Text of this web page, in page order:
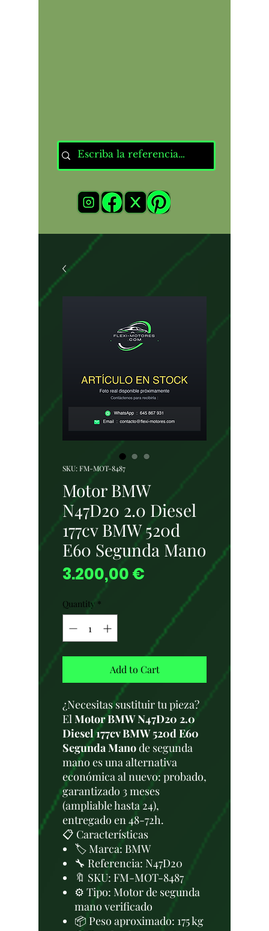
SKU: FM-MOT-8487
Motor BMW
N47D20 2.0 Diesel
177cv BMW 520d
E60 Segunda Mano
3.200,00 €
Quantity *
Add to Cart
¿Necesitas sustituir tu pieza?
ElMotor BMW N47D20 2.0
Diesel 177cv BMW 520d E60
Segunda Manode segunda
mano es una alternativa
económica al nuevo: probado,
garantizado 3 meses
(ampliable hasta 24),
entregado en 48-72h.
📋 Características
🏷️ Marca: BMW
🔧 Referencia: N47D20
🔖 SKU: FM-MOT-8487
⚙️ Tipo: Motor de segunda
mano verificado
📦 Peso aproximado: 175 kg